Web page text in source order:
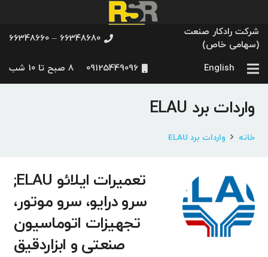
شرکت رادکار صنعت
(سهامی خاص)
66348680 – 66348660
English
09125449096 8 صبح تا 10 شب
واردات برد ELAU
خانه واردات برد ELAU
تعمیرات ایلائو ELAU;
سرو درایو، سرو موتور،
تجهیزات اتوماسیون
صنعتی و ابزاردقیق